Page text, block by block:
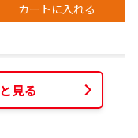
カートに入れる
見る